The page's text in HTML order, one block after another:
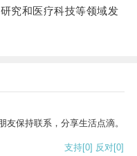
究和医疗科技等领域发
保持联系，分享生活点滴。
支持[0] 反对[0]